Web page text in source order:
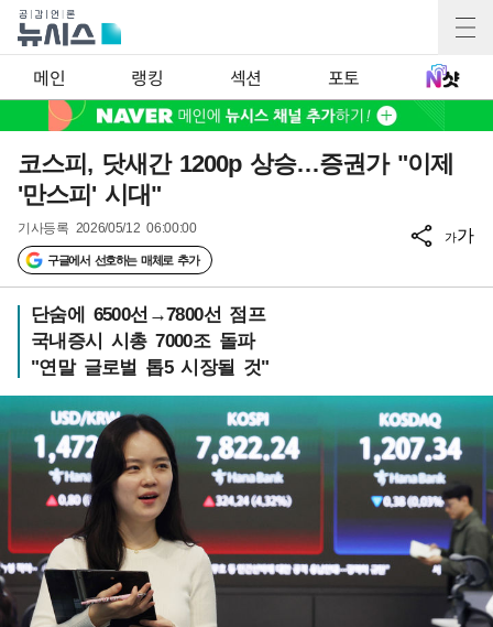
메인 랭킹 섹션 포토
코스피, 닷새간 1200p 상승…증권가 "이제
'만스피' 시대"
기사등록 2026/05/12 06:00:00
구글에서 선호하는 매체로 추가
가가
단숨에 6500선→7800선 점프
국내증시 시총 7000조 돌파
"연말 글로벌 톱5 시장될 것"